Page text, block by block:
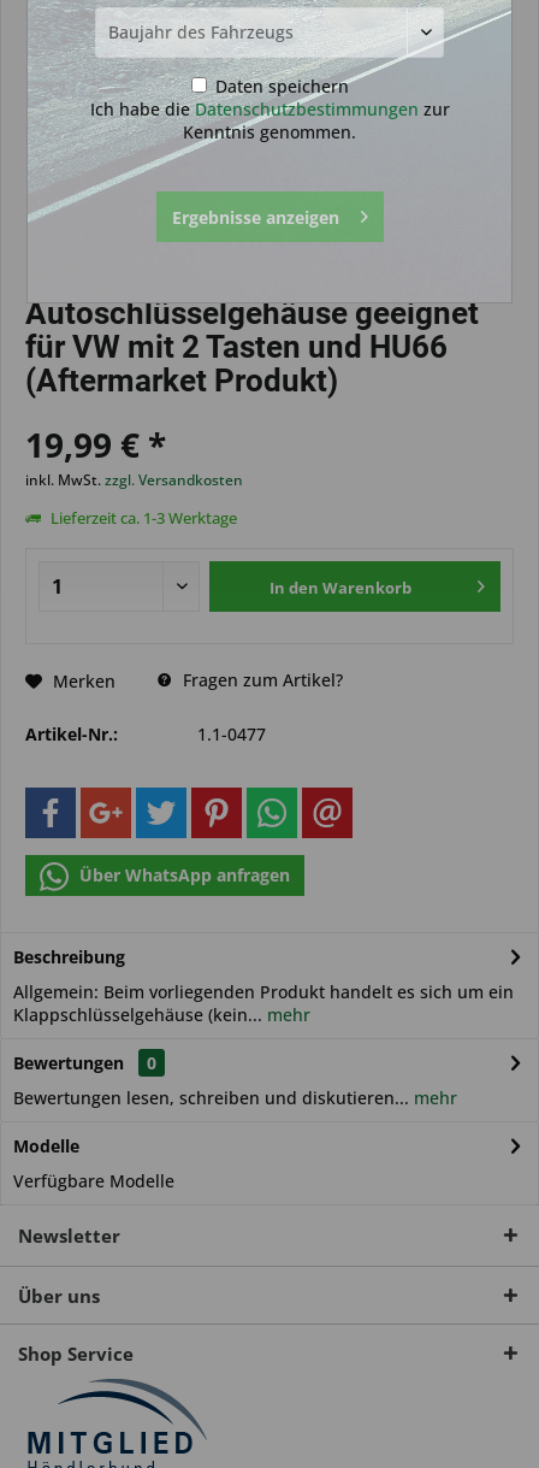
Autoschlüsselgehäuse geeignet
für VW mit 2 Tasten und HU66
(Aftermarket Produkt)
19,99 € *
inkl. MwSt.zzgl. Versandkosten
Lieferzeit ca. 1-3 Werktage
In den Warenkorb
Merken Fragen zum Artikel?
Artikel-Nr.: 1.1-0477
Über WhatsApp anfragen
Beschreibung
Allgemein: Beim vorliegenden Produkt handelt es sich um ein
Klappschlüsselgehäuse (kein... mehr
Bewertungen
0
Bewertungen lesen, schreiben und diskutieren... mehr
Modelle
Verfügbare Modelle
Newsletter
Über uns
Shop Service
Daten speichern
Ich habe dieDatenschutzbestimmungen zur
Kenntnis genommen.
Ergebnisse anzeigen